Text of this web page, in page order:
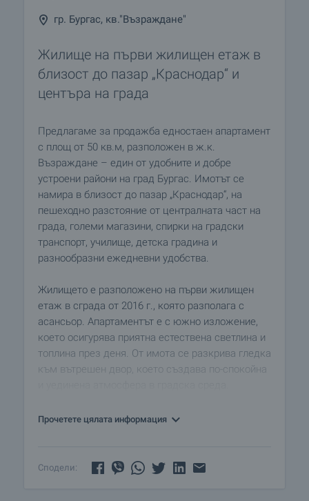
гр. Бургас, кв."Възраждане"
Жилище на първи жилищен етаж в
близост до пазар „Краснодар“ и
центъра на града
Предлагаме за продажба едностаен апартамент
с площ от 50 кв.м, разположен в ж.к.
Възраждане – един от удобните и добре
устроени райони на град Бургас. Имотът се
намира в близост до пазар „Краснодар“, на
пешеходно разстояние от централната част на
града, големи магазини, спирки на градски
транспорт, училище, детска градина и
разнообразни ежедневни удобства.
Жилището е разположено на първи жилищен
етаж в сграда от 2016 г., която разполага с
асансьор. Апартаментът е с южно изложение,
което осигурява приятна естествена светлина и
топлина през деня. От имота се разкрива гледка
към вътрешен двор, което създава по-спокойна
Разпределението включва:
• Санитарен възел
Прочетете цялата информация
Сподели: